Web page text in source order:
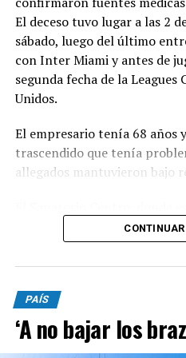
El deceso tuvo lugar a las 2
sábado, luego del último
con Inter Miami y antes de
segunda fecha de la Leagues
Unidos.
El empresario tenía 68 años
trascendido que tenía
allegados mantuvieron bajo
esta mañana un comunicado
través de su Director
deber de informar el
fecha, a las 02:00 hs.
seres queridos en este difícil
nuestras más sinceras
PAÍS
‘A no bajar los